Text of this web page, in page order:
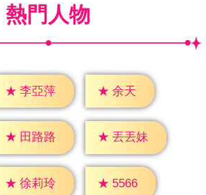
熱門人物
★ 李亞萍 ★ 余天
★ 田路路 ★ 丟丟妹
★ 徐莉玲 ★ 5566